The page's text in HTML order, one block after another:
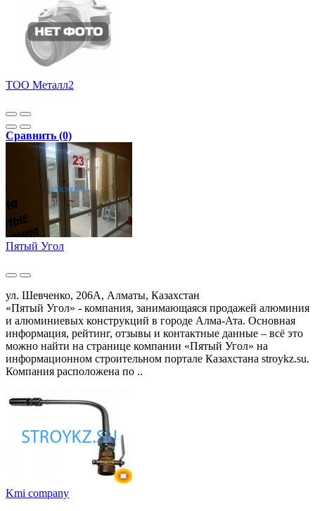
ТОО Металл2
Сравнить (0)
Пятый Угол
ул. Шевченко, 206А, Алматы, Казахстан
«Пятый Угол» - компания, занимающаяся продажей алюминия
и алюминиевых конструкций в городе Алма-Ата. Основная
информация, рейтинг, отзывы и контактные данные – всё это
можно найти на странице компании «Пятый Угол» на
информационном строительном портале Казахстана stroykz.su.
Компания расположена по ..
Kmi company